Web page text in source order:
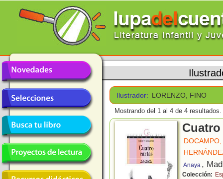
Ilustrador: LORENZO, FINO
Mostrando del 1 al 4 de 4 resultados.
DOCAMPO,
Anaya ,
Colección: